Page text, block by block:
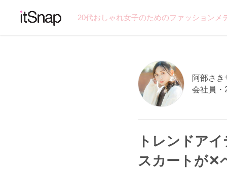
20代おしゃれ女子のためのファッション
阿部さき
会社員・
トレンドア
スカートが✕